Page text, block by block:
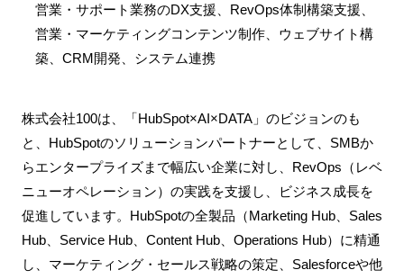
営業・サポート業務のDX支援、RevOps体制構築支援、
営業・マーケティングコンテンツ制作、ウェブサイト構
築、CRM開発、システム連携
株式会社100は、「HubSpot×AI×DATA」のビジョンのも
と、HubSpotのソリューションパートナーとして、SMBか
らエンタープライズまで幅広い企業に対し、RevOps（レベ
ニューオペレーション）の実践を支援し、ビジネス成長を
促進しています。HubSpotの全製品（Marketing Hub、Sales
Hub、Service Hub、Content Hub、Operations Hub）に精通
し、マーケティング・セールス戦略の策定、Salesforceや他